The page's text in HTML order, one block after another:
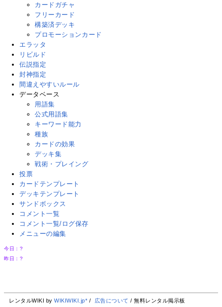
カードガチャ
フリーカード
構築済デッキ
プロモーションカード
エラッタ
リビルド
伝説指定
封神指定
間違えやすいルール
データベース
用語集
公式用語集
キーワード能力
種族
カードの効果
デッキ集
戦術・プレイング
投票
カードテンプレート
デッキテンプレート
サンドボックス
コメント一覧
コメント一覧/ログ保存
メニューの編集
今日： ?
昨日： ?
レンタルWIKI byWIKIWIKI.jp* / 広告について / 無料レンタル掲示板